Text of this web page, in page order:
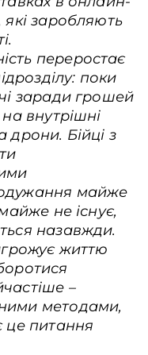
заробляють
переростає
поки
заради грошей
внутрішні
дрони. Бійці з
майже
не існує,
назавжди.
життю
–
методами,
це питання